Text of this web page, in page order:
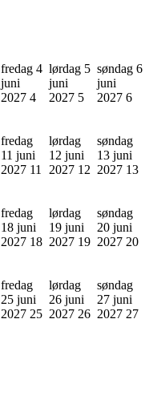
fredag 4
juni
2027 4
lørdag 5
juni
2027 5
søndag 6
juni
2027 6
fredag
11 juni
2027 11
lørdag
12 juni
2027 12
søndag
13 juni
2027 13
fredag
18 juni
2027 18
lørdag
19 juni
2027 19
søndag
20 juni
2027 20
fredag
25 juni
2027 25
lørdag
26 juni
2027 26
søndag
27 juni
2027 27